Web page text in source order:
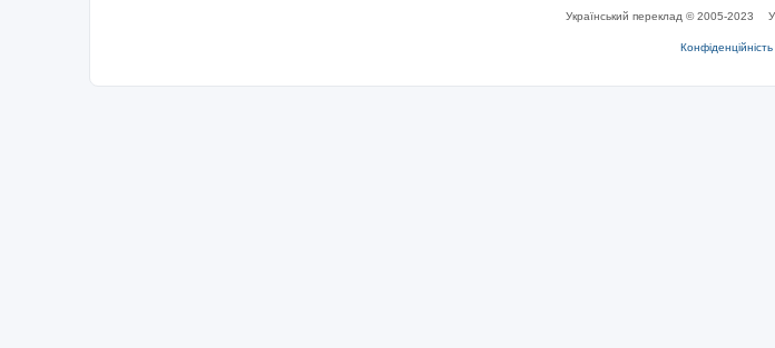
Український переклад © 2005-2023
Конфіденційність